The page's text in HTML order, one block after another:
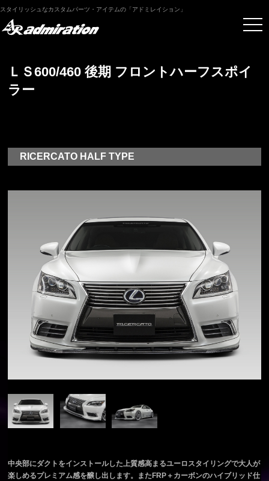
スタイリッシュなカスタムパーツ・アイテムの「アドミレイション」
ＬＳ600/460 後期 フロントハーフスポイ
ラー
RICERCATO HALF TYPE
中央部にダクトをインストールした上質感高まるユーロスタイリングで大人が
楽しめるプレミアム感を醸し出します。またFRP＋カーボンのハイブリッド仕